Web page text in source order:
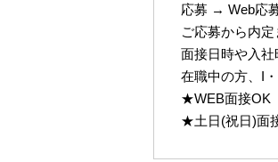
応募 → Web応
ご応募から内定
面接日時や入社
在職中の方、I
★WEB面接OK
★土日(祝日)面